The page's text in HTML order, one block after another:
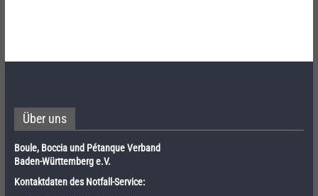
Über uns
Boule, Boccia und Pétanque Verband
Baden-Württemberg e.V.
Kontaktdaten des Notfall-Service: